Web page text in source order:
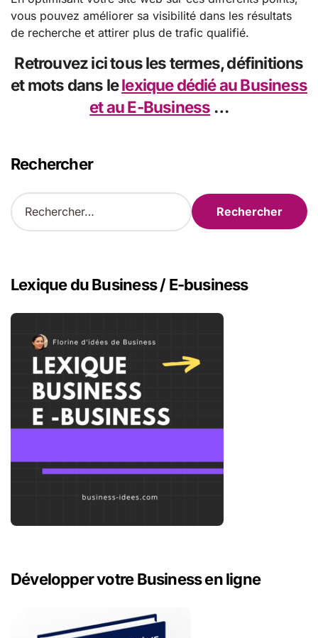
vous pouvez améliorer sa visibilité dans les résultats
de recherche et attirer plus de trafic qualifié.
Retrouvez ici tous lestermes,définitions
etmots dans lelexique dédié au Business
et au E-Business …
Rechercher
R
e
r
c
Lexique du Business / E-business
Développer votre Business en ligne